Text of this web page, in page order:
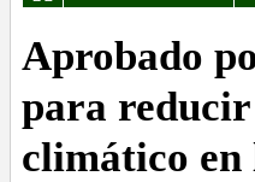
Aprobado
para reducir
climático